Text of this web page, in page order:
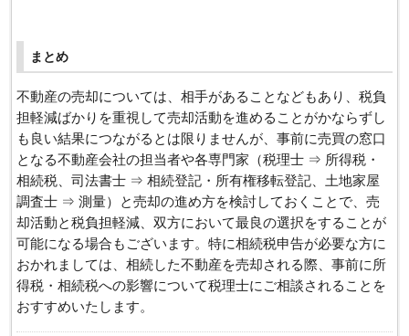
まとめ
不動産の売却については、相手があることなどもあり、税負
担軽減ばかりを重視して売却活動を進めることがかならずし
も良い結果につながるとは限りませんが、事前に売買の窓口
となる不動産会社の担当者や各専門家（税理士 ⇒ 所得税・
相続税、司法書士 ⇒ 相続登記・所有権移転登記、土地家屋
調査士 ⇒ 測量）と売却の進め方を検討しておくことで、売
却活動と税負担軽減、双方において最良の選択をすることが
可能になる場合もございます。特に相続税申告が必要な方に
おかれましては、相続した不動産を売却される際、事前に所
得税・相続税への影響について税理士にご相談されることを
おすすめいたします。